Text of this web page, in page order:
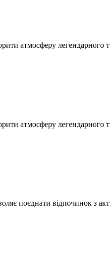
атмосферу
атмосферу
поєднати відпочинок з